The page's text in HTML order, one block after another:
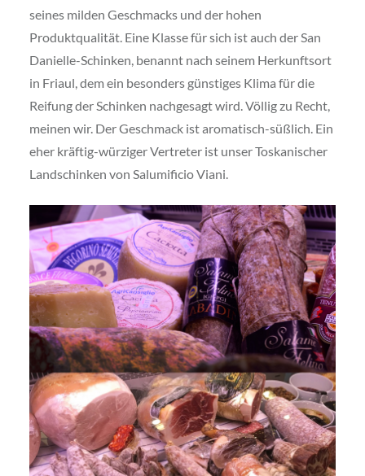
seines milden Geschmacks und der hohen
Produktqualität. Eine Klasse für sich ist auch der San
Danielle-Schinken, benannt nach seinem Herkunftsort
in Friaul, dem ein besonders günstiges Klima für die
Reifung der Schinken nachgesagt wird. Völlig zu Recht,
meinen wir. Der Geschmack ist aromatisch-süßlich. Ein
eher kräftig-würziger Vertreter ist unser Toskanischer
Landschinken von Salumificio Viani.